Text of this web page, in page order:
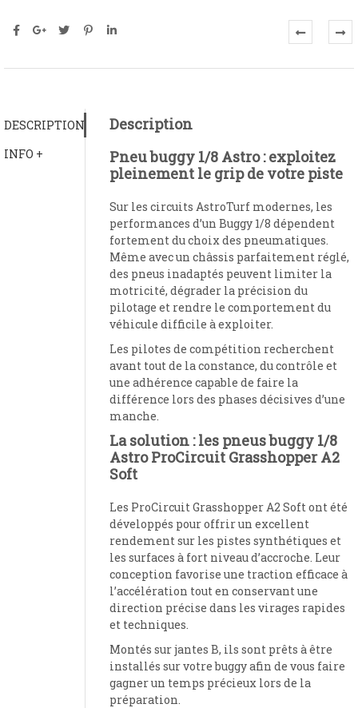
DESCRIPTION
INFO +
Description
Pneu buggy 1/8 Astro : exploitez
pleinement le grip de votre piste
Sur les circuits AstroTurf modernes, les
performances d’un Buggy 1/8 dépendent
fortement du choix des pneumatiques.
Même avec un châssis parfaitement réglé,
des pneus inadaptés peuvent limiter la
motricité, dégrader la précision du
pilotage et rendre le comportement du
véhicule difficile à exploiter.
Les pilotes de compétition recherchent
avant tout de la constance, du contrôle et
une adhérence capable de faire la
différence lors des phases décisives d’une
manche.
La solution : les pneus buggy 1/8
Astro ProCircuit Grasshopper A2
Soft
Les ProCircuit Grasshopper A2 Soft ont été
développés pour offrir un excellent
rendement sur les pistes synthétiques et
les surfaces à fort niveau d’accroche. Leur
conception favorise une traction efficace à
l’accélération tout en conservant une
direction précise dans les virages rapides
et techniques.
Montés sur jantes B, ils sont prêts à être
installés sur votre buggy afin de vous faire
gagner un temps précieux lors de la
préparation.